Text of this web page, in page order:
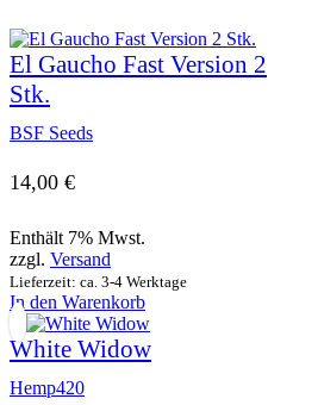
El Gaucho Fast Version 2
Stk.
BSF Seeds
14,00 €
Enthält 7% Mwst.
zzgl. Versand
Lieferzeit: ca. 3-4 Werktage
In den Warenkorb
White Widow
Hemp420